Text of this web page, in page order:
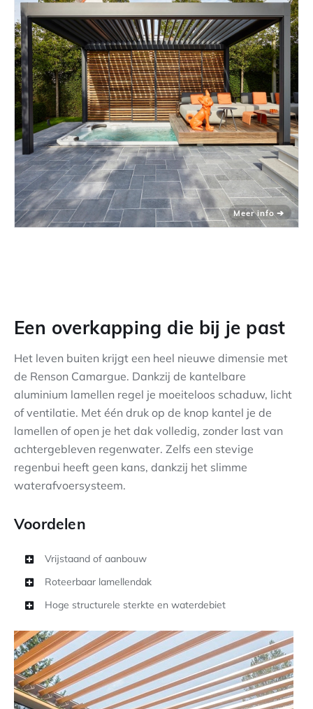
Een overkapping die bij je past
Het leven buiten krijgt een heel nieuwe dimensie met
de Renson Camargue. Dankzij de kantelbare
aluminium lamellen regel je moeiteloos schaduw, licht
of ventilatie. Met één druk op de knop kantel je de
lamellen of open je het dak volledig, zonder last van
achtergebleven regenwater. Zelfs een stevige
regenbui heeft geen kans, dankzij het slimme
waterafvoersysteem.
Voordelen
Vrijstaand of aanbouw
Roteerbaar lamellendak
Hoge structurele sterkte en waterdebiet